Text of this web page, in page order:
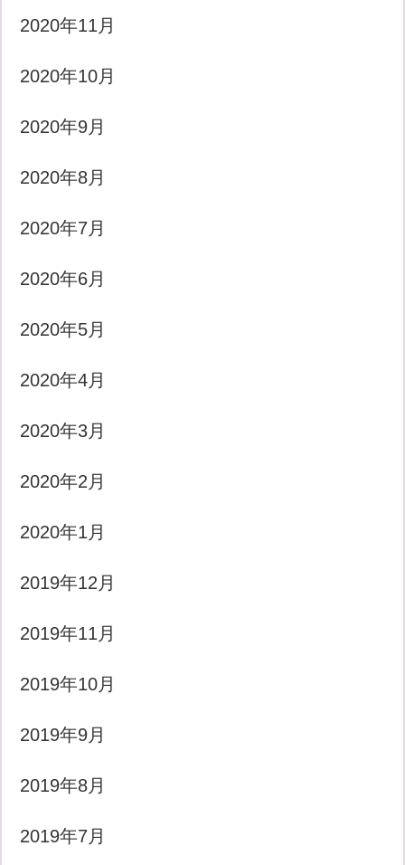
2020年11月
2020年10月
2020年9月
2020年8月
2020年7月
2020年6月
2020年5月
2020年4月
2020年3月
2020年2月
2020年1月
2019年12月
2019年11月
2019年10月
2019年9月
2019年8月
2019年7月